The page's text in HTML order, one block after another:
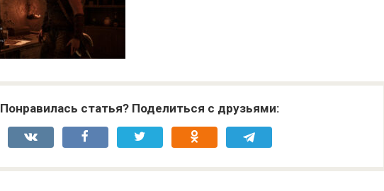
Понравилась статья? Поделиться с друзьями: